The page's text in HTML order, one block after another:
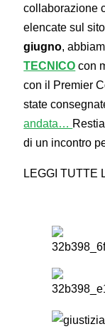
collaborazione
elencate sul
giugno,
TECNICO con
con il Premier
state
andata…
di un incontro
LEGGI TUTTE